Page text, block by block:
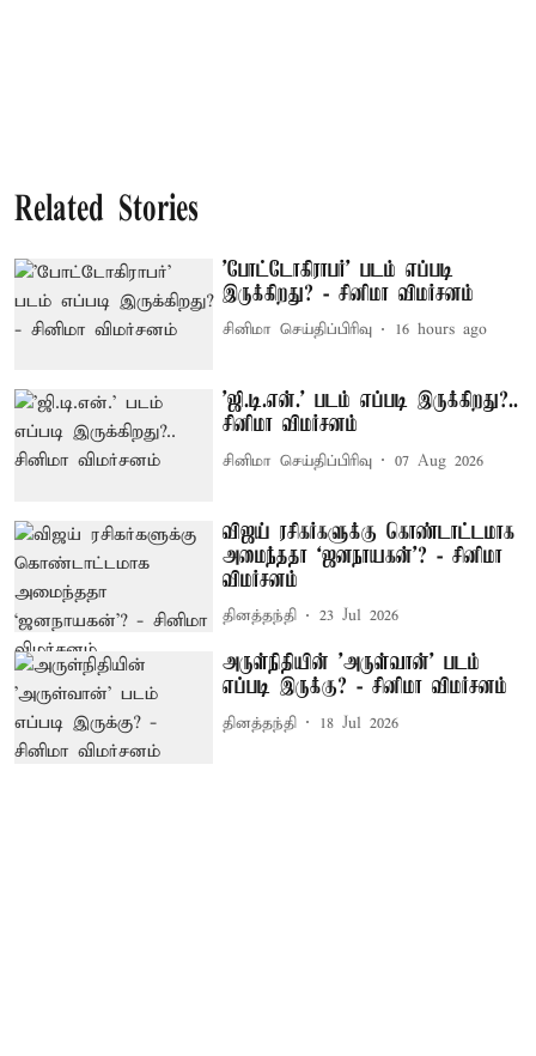
Related Stories
'போட்டோகிராபர்' படம் எப்படி
இருக்கிறது? - சினிமா விமர்சனம்
சினிமா செய்திப்பிரிவு 16 hours ago
'ஜி.டி.என்.' படம் எப்படி இருக்கிறது?..
சினிமா விமர்சனம்
சினிமா செய்திப்பிரிவு 07 Aug 2026
விஜய் ரசிகர்களுக்கு கொண்டாட்டமாக
அமைந்ததா ‘ஜனநாயகன்’? - சினிமா
விமர்சனம்
தினத்தந்தி 23 Jul 2026
அருள்நிதியின் 'அருள்வான்' படம்
எப்படி இருக்கு? - சினிமா விமர்சனம்
தினத்தந்தி 18 Jul 2026